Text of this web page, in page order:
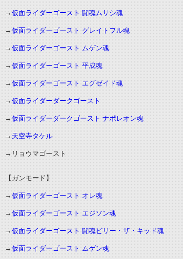
→仮面ライダーゴースト 闘魂ムサシ魂
→仮面ライダーゴースト グレイトフル魂
→仮面ライダーゴースト ムゲン魂
→仮面ライダーゴースト 平成魂
→仮面ライダーゴースト エグゼイド魂
→仮面ライダーダークゴースト
→仮面ライダーダークゴースト ナポレオン魂
→ 天空寺タケル
→リョウマゴースト
【ガンモード】
→仮面ライダーゴースト オレ魂
→仮面ライダーゴースト エジソン魂
→仮面ライダーゴースト 闘魂ビリー・ザ・キッド魂
→仮面ライダーゴースト ムゲン魂